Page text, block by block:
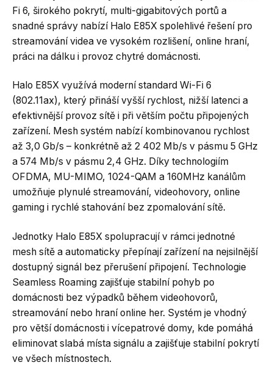
Fi 6, širokého pokrytí, multi-gigabitových portů a
snadné správy nabízí Halo E85X spolehlivé řešení pro
streamování videa ve vysokém rozlišení, online hraní,
práci na dálku i provoz chytré domácnosti.
Halo E85X využívá moderní standard Wi-Fi 6
(802.11ax), který přináší vyšší rychlost, nižší latenci a
efektivnější provoz sítě i při větším počtu připojených
zařízení. Mesh systém nabízí kombinovanou rychlost
až 3,0 Gb/s – konkrétně až 2 402 Mb/s v pásmu 5 GHz
a 574 Mb/s v pásmu 2,4 GHz. Díky technologiím
OFDMA, MU-MIMO, 1024-QAM a 160MHz kanálům
umožňuje plynulé streamování, videohovory, online
gaming i rychlé stahování bez zpomalování sítě.
Jednotky Halo E85X spolupracují v rámci jednotné
mesh sítě a automaticky přepínají zařízení na nejsilnější
dostupný signál bez přerušení připojení. Technologie
Seamless Roaming zajišťuje stabilní pohyb po
domácnosti bez výpadků během videohovorů,
streamování nebo hraní online her. Systém je vhodný
pro větší domácnosti i vícepatrové domy, kde pomáhá
eliminovat slabá místa signálu a zajišťuje stabilní pokrytí
ve všech místnostech.